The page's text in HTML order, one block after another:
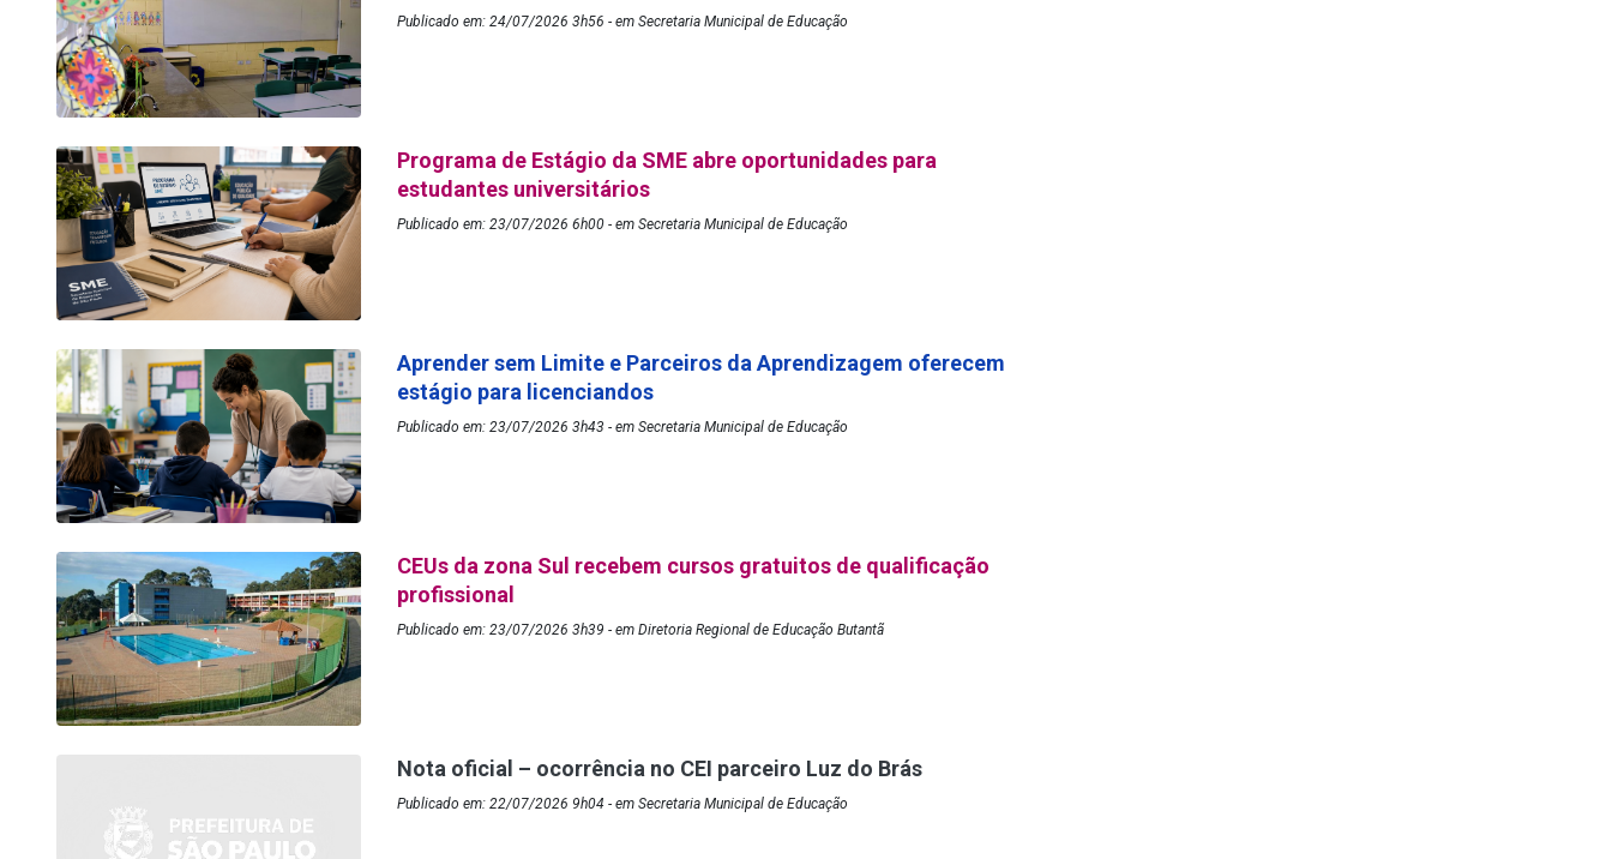
Publicado em: 24/07/2026 3h56 - em Secretaria Municipal de Educação
Programa de Estágio da SME abre oportunidades para
estudantes universitários
Publicado em: 23/07/2026 6h00 - em Secretaria Municipal de Educação
Aprender sem Limite e Parceiros da Aprendizagem oferecem
estágio para licenciandos
Publicado em: 23/07/2026 3h43 - em Secretaria Municipal de Educação
CEUs da zona Sul recebem cursos gratuitos de qualificação
profissional
Publicado em: 23/07/2026 3h39 - em Diretoria Regional de Educação Butantã
Nota oficial – ocorrência no CEI parceiro Luz do Brás
Publicado em: 22/07/2026 9h04 - em Secretaria Municipal de Educação